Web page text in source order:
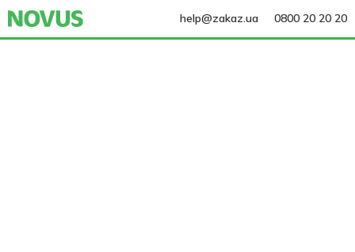
help@zakaz.ua 0800 20 20 20